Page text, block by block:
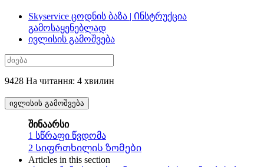
Skyservice ცოდნის ბაზა | Ინსტრუქცია
გამოსაყენებლად
ივლისის გამოშვება
9428 На читання: 4 хвилин
ივლისის გამოშვება
შინაარსი
1 სწრაფი წვდომა
2 Სიფრთხილის ზომები
Articles in this section